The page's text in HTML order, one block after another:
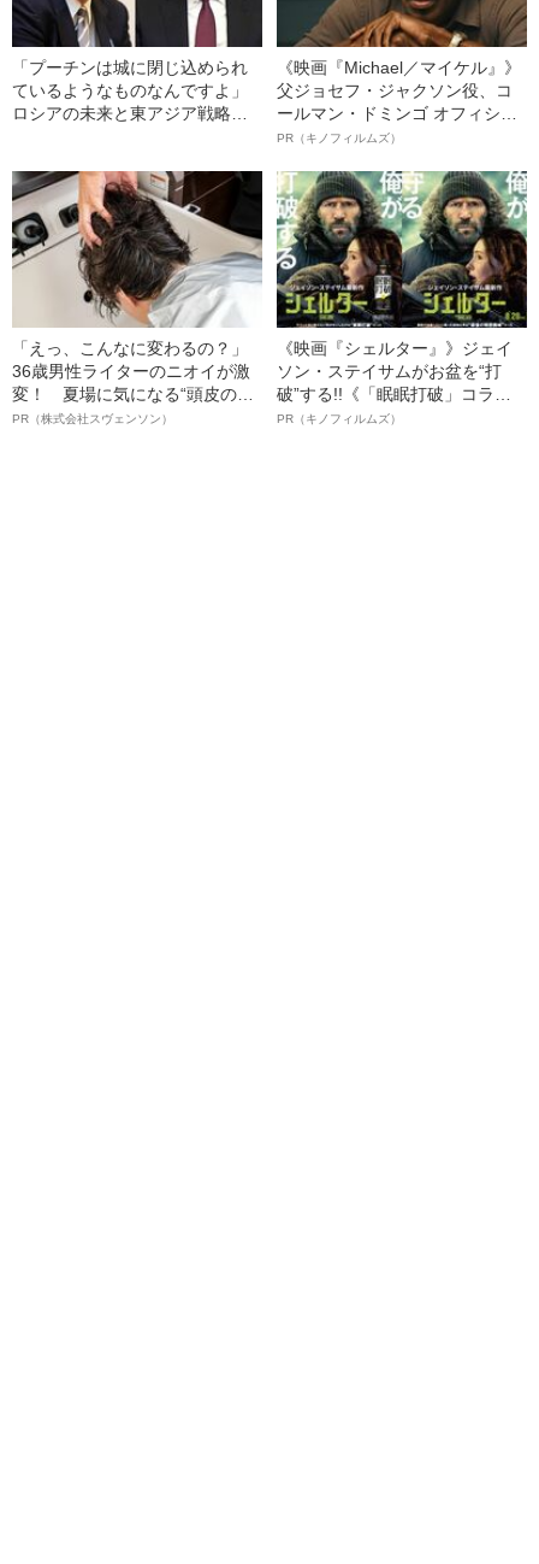
「プーチンは城に閉じ込められ
ているようなものなんですよ」
ロシアの未来と東アジア戦略
《映画『Michael／マイケル』》
父ジョセフ・ジャクソン役、コ
ールマン・ドミンゴ オフィシャ
ルインタビュー“観客を魅了した
語る”《日本興収70億円突破》
PR（キノフィルムズ）
「えっ、こんなに変わるの？」
36歳男性ライターのニオイが激
変！ 夏場に気になる“頭皮のニ
オイ”や“ベタつき”を解消す
PR（株式会社スヴェンソン）
《映画『シェルター』》ジェイ
ソン・ステイサムがお盆を“打
破”する!!《「眠眠打破」コラ
ボ》
PR（キノフィルムズ）